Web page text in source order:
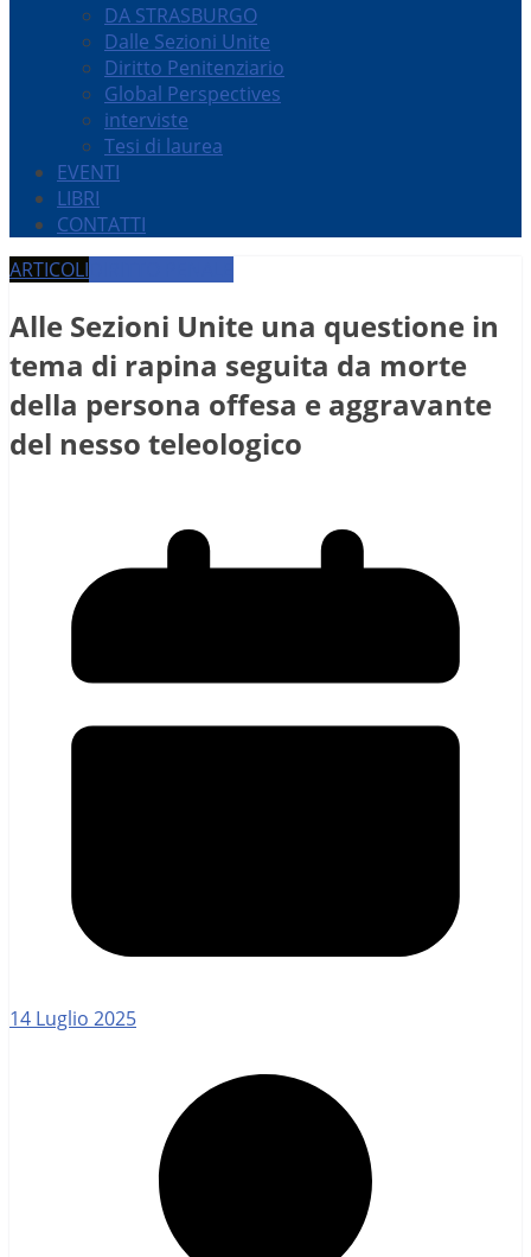
DA STRASBURGO
Dalle Sezioni Unite
Diritto Penitenziario
Global Perspectives
interviste
Tesi di laurea
EVENTI
LIBRI
CONTATTI
ARTICOLI
Alle Sezioni Unite una questione in
tema di rapina seguita da morte
della persona offesa e aggravante
del nesso teleologico
14 Luglio 2025